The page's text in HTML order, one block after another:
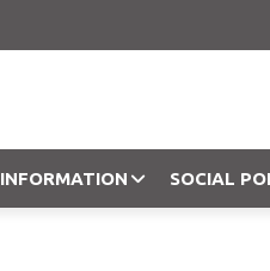
INFORMATION SOCIAL